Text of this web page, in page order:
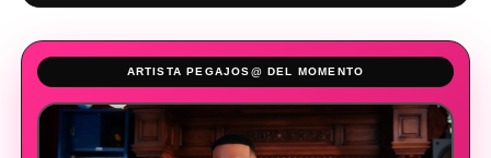
ARTISTA PEGAJOS@ DEL MOMENTO